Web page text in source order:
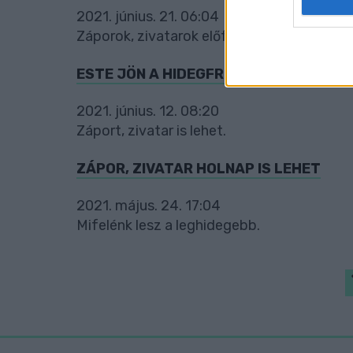
web or
2021. június. 21. 06:04
Záporok, zivatarok előfordulhatnak.
ESTE JÖN A HIDEGFRONT
2021. június. 12. 08:20
Záport, zivatar is lehet.
ZÁPOR, ZIVATAR HOLNAP IS LEHET
2021. május. 24. 17:04
Mifelénk lesz a leghidegebb.